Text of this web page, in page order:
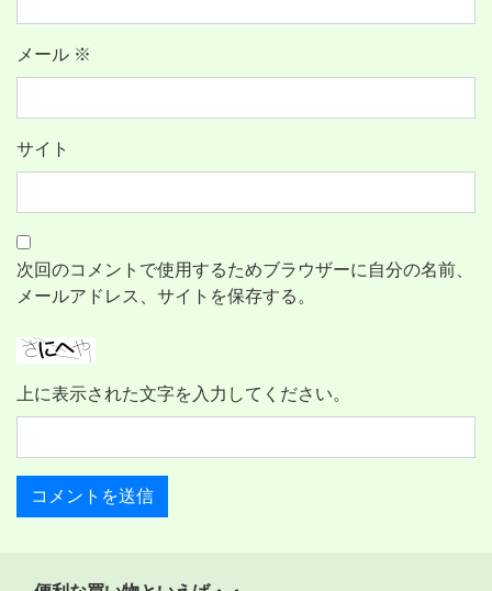
メール ※
サイト
次回のコメントで使用するためブラウザーに自分の名前、
メールアドレス、サイトを保存する。
上に表示された文字を入力してください。